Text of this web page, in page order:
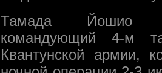
Тамада Йошио
командующий 4-м
Квантунской армии,